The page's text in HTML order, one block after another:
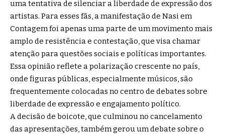
uma tentativa de silenciar a liberdade de expressão dos
artistas. Para esses fãs, a manifestação de Nasi em
Contagem foi apenas uma parte de um movimento mais
amplo de resistência e contestação, que visa chamar
atenção para questões sociais e políticas importantes.
Essa opinião reflete a polarização crescente no país,
onde figuras públicas, especialmente músicos, são
frequentemente colocadas no centro de debates sobre
liberdade de expressão e engajamento político.
A decisão de boicote, que culminou no cancelamento
das apresentações, também gerou um debate sobre o